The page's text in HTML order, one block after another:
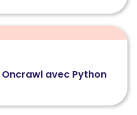
Oncrawl avec Python